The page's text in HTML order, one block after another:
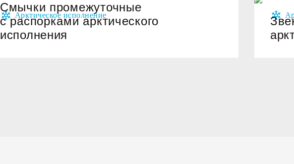
Смычки промежуточные
с распорками арктического
исполнения